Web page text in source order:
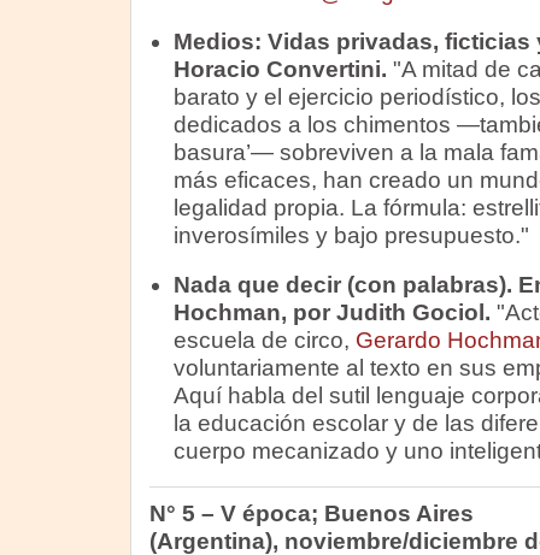
Medios: Vidas privadas, ficticias
Horacio Convertini. "A mitad de
barato y el ejercicio periodístico,
dedicados a los chimentos
basura’— sobreviven a la mala
más eficaces, han creado un
legalidad propia. La fórmula:
inverosímiles y bajo presupuesto."
Nada que decir (con palabras).
Hochman, por Judith Gociol.
escuela de circo, Gerardo
voluntariamente al texto en sus
Aquí habla del sutil lenguaje
la educación escolar y de las
cuerpo mecanizado y uno
N° 5 – V época; Buenos Aires
(Argentina), noviembre/diciembre